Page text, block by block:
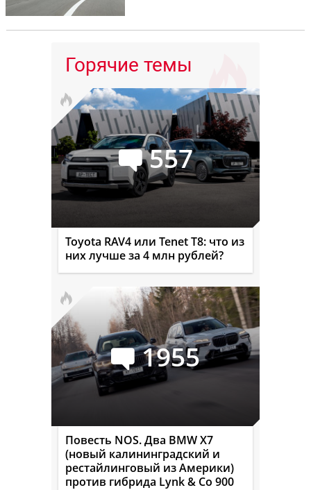
Горячие темы
557
Toyota RAV4 или Tenet T8: что из
них лучше за 4 млн рублей?
1955
Повесть NOS. Два BMW X7
(новый калининградский и
рестайлинговый из Америки)
против гибрида Lynk & Co 900